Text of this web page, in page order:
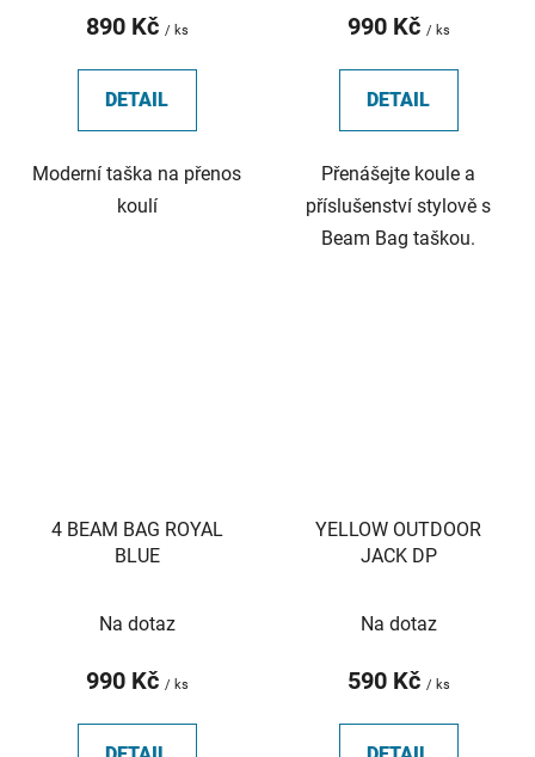
890 Kč / ks
DETAIL
Moderní taška na přenos
koulí
990 Kč / ks
DETAIL
Přenášejte koule a
příslušenství stylově s
Beam Bag taškou.
4 BEAM BAG ROYAL
BLUE
Na dotaz
990 Kč / ks
YELLOW OUTDOOR
JACK DP
Na dotaz
590 Kč / ks